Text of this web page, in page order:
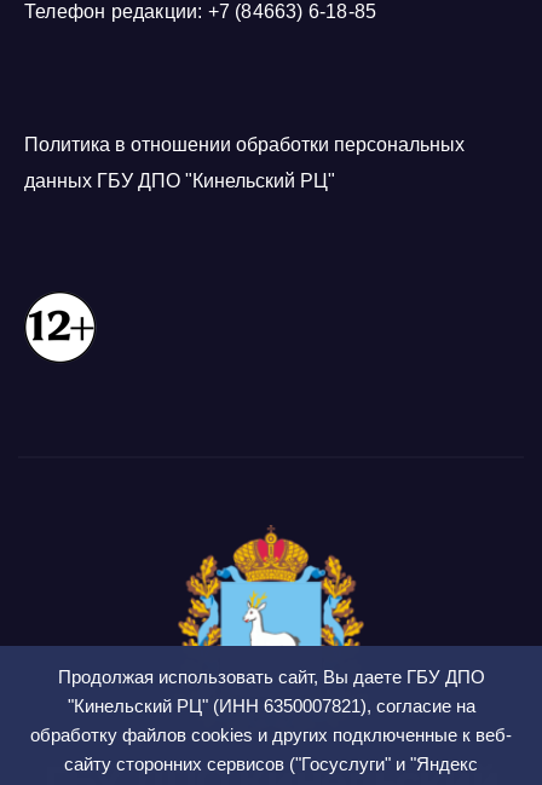
Продолжая использовать сайт, Вы даете ГБУ ДПО
"Кинельский РЦ" (ИНН 6350007821), согласие на
обработку файлов cookies и других подключенные к веб-
сайту сторонних сервисов ("Госуслуги" и "Яндекс
Телефон редакции: +7 (84663) 6-18-85
Политика в отношении обработки персональных
данных ГБУ ДПО "Кинельский РЦ"